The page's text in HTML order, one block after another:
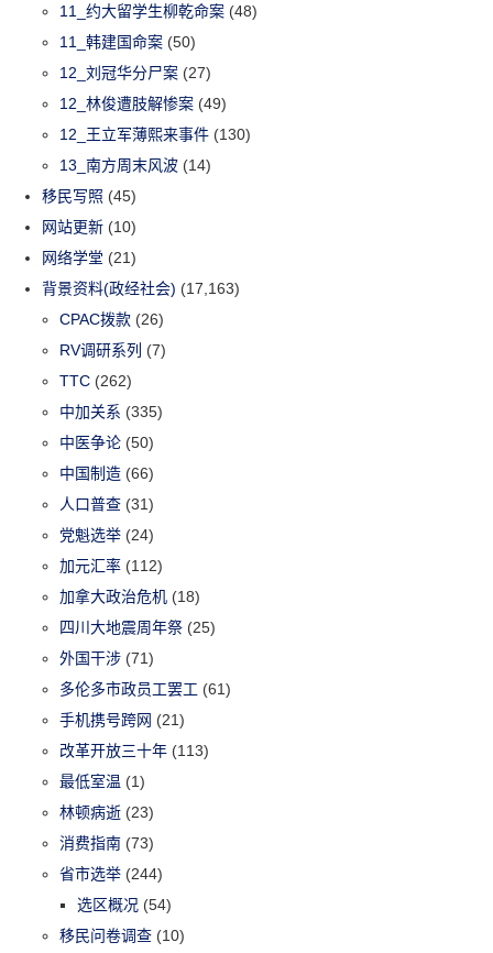
11_约大留学生柳乾命案 (48)
11_韩建国命案 (50)
12_刘冠华分尸案 (27)
12_林俊遭肢解惨案 (49)
12_王立军薄熙来事件 (130)
13_南方周末风波 (14)
移民写照 (45)
网站更新 (10)
网络学堂 (21)
背景资料(政经社会) (17,163)
CPAC拨款 (26)
RV调研系列 (7)
TTC (262)
中加关系 (335)
中医争论 (50)
中国制造 (66)
人口普查 (31)
党魁选举 (24)
加元汇率 (112)
加拿大政治危机 (18)
四川大地震周年祭 (25)
外国干涉 (71)
多伦多市政员工罢工 (61)
手机携号跨网 (21)
改革开放三十年 (113)
最低室温 (1)
林顿病逝 (23)
消费指南 (73)
省市选举 (244)
选区概况 (54)
移民问卷调查 (10)